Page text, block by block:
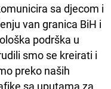
sa djecom i
van granica BiH i
podrška u
smo se kreirati i
preko naših
sa uputama za